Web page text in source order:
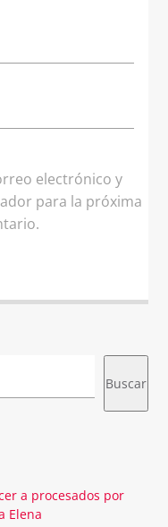
electrónico y
para la próxima
Buscar
a procesados por
Elena